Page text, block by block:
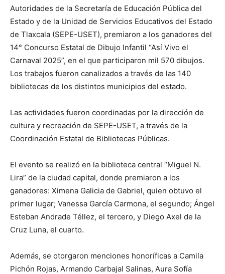
Autoridades de la Secretaría de Educación Pública del
Estado y de la Unidad de Servicios Educativos del Estado
de Tlaxcala (SEPE-USET), premiaron a los ganadores del
14° Concurso Estatal de Dibujo Infantil “Así Vivo el
Carnaval 2025”, en el que participaron mil 570 dibujos.
Los trabajos fueron canalizados a través de las 140
bibliotecas de los distintos municipios del estado.
Las actividades fueron coordinadas por la dirección de
cultura y recreación de SEPE-USET, a través de la
Coordinación Estatal de Bibliotecas Públicas.
El evento se realizó en la biblioteca central “Miguel N.
Lira” de la ciudad capital, donde premiaron a los
ganadores: Ximena Galicia de Gabriel, quien obtuvo el
primer lugar; Vanessa García Carmona, el segundo; Ángel
Esteban Andrade Téllez, el tercero, y Diego Axel de la
Cruz Luna, el cuarto.
Además, se otorgaron menciones honoríficas a Camila
Pichón Rojas, Armando Carbajal Salinas, Aura Sofía